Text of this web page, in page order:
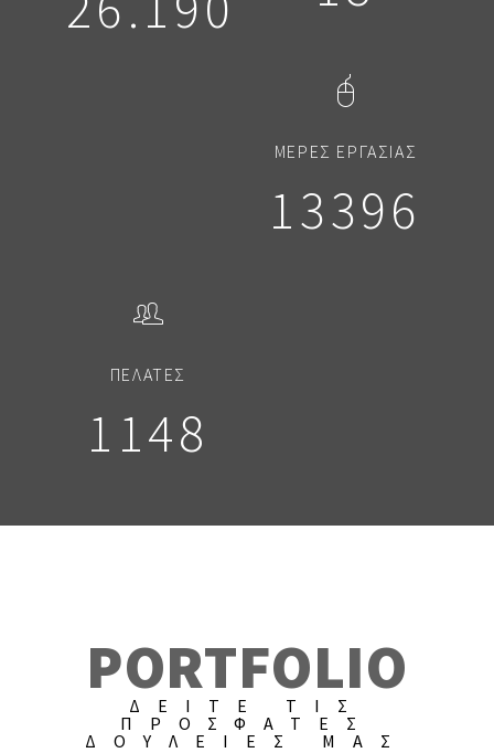
ΜΕΡΕΣ ΕΡΓΑΣΙΑΣ
13955
ΠΕΛΑΤΕΣ
1200
PORTFOLIO
ΔΕΙΤΕ ΤΙΣ
ΠΡΟΣΦΑΤΕΣ
ΔΟΥΛΕΙΕΣ ΜΑΣ